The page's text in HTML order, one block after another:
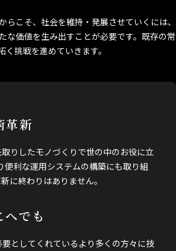
らこそ、社会を維持・発展させていくには、
な価値を生み出すことが必要です。既存の常
挑戦を進めていきます。
革新
りしたモノづくりで世の中のお役に立
便利な運用システムの構築にも取り組
に終わりはありません。
でも
としてくれているより多くの方々に技